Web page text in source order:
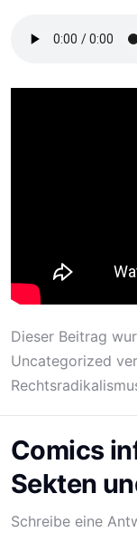
Dieser Beitrag
Uncategorized
Comics
Sekten
Schreibe eine